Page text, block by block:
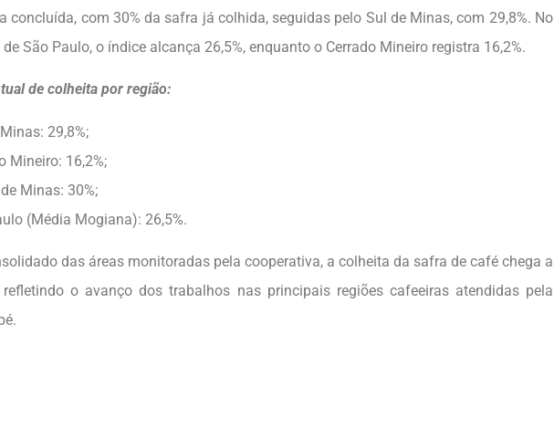
concluída, com 30% da safra já colhida, seguidas pelo Sul de Minas, com 29,8%. No
São Paulo, o índice alcança 26,5%, enquanto o Cerrado Mineiro registra 16,2%.
de colheita por região:
29,8%;
Mineiro: 16,2%;
Minas: 30%;
(Média Mogiana): 26,5%.
das áreas monitoradas pela cooperativa, a colheita da safra de café chega a
refletindo o avanço dos trabalhos nas principais regiões cafeeiras atendidas pela